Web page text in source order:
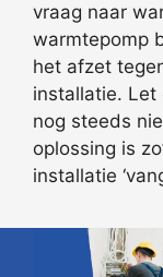
vraag naar
warmtepomp
het afzet
installatie. Let
nog steeds
oplossing is
installatie